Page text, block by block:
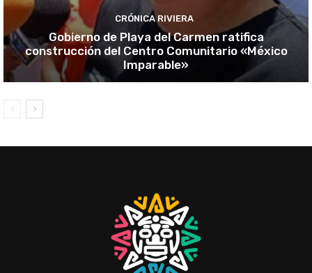
CRÓNICA RIVIERA
Gobierno de Playa del Carmen ratifica
construcción del Centro Comunitario «México
Imparable»